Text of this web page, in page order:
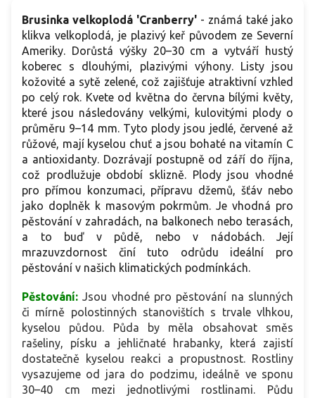
Brusinka velkoplodá 'Cranberry' - známá také jako
klikva velkoplodá, je plazivý keř původem ze Severní
Ameriky. Dorůstá výšky 20–30 cm a vytváří hustý
koberec s dlouhými, plazivými výhony.
Listy jsou
kožovité a sytě zelené, což zajišťuje atraktivní vzhled
po celý rok. Kvete od května do června bílými květy,
které jsou následovány velkými, kulovitými plody o
průměru 9–14 mm. Tyto plody jsou jedlé, červené až
růžové, mají kyselou chuť a jsou bohaté na vitamín C
a antioxidanty. Dozrávají postupně od září do října,
což prodlužuje období sklizně. Plody jsou vhodné
pro přímou konzumaci, přípravu džemů, šťáv nebo
jako doplněk k masovým pokrmům. Je vhodná pro
pěstování v zahradách, na balkonech nebo terasách,
a to buď v půdě, nebo v nádobách. Její
mrazuvzdornost činí tuto odrůdu ideální pro
pěstování v našich klimatických podmínkách.
Pěstování: Jsou vhodné pro pěstování na slunných
či mírně polostinných stanovištích s trvale vlhkou,
kyselou půdou. Půda by měla obsahovat směs
rašeliny, písku a jehličnaté hrabanky, která zajistí
dostatečně kyselou reakci a propustnost. Rostliny
vysazujeme od jara do podzimu, ideálně ve sponu
30–40 cm mezi jednotlivými rostlinami. Půdu